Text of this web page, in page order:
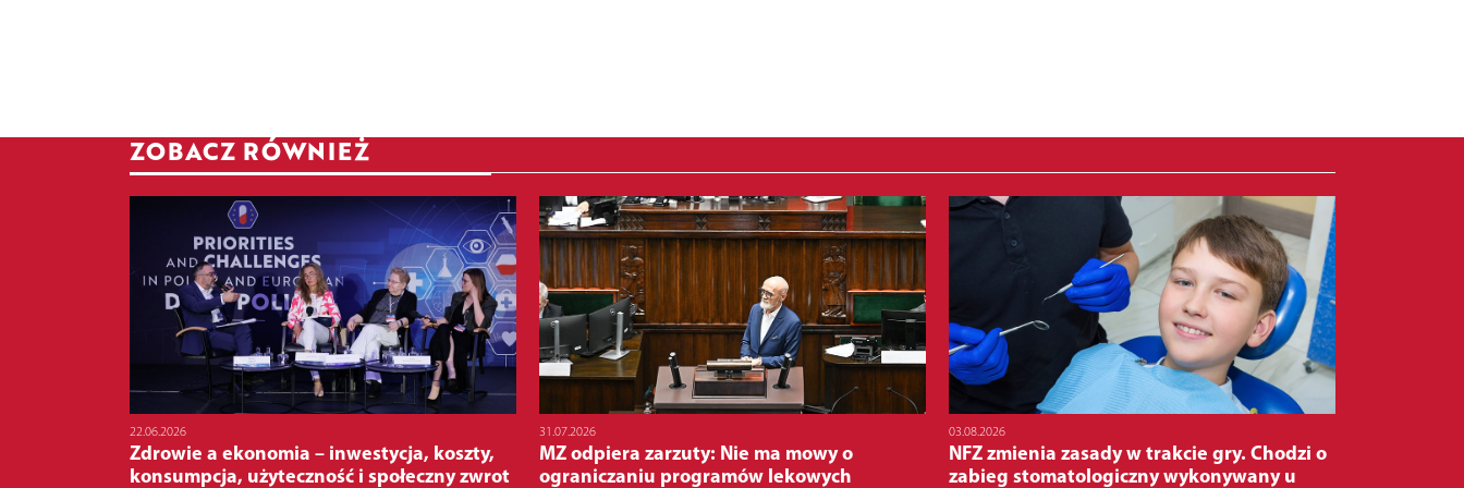
ZOBACZ RÓWNIEŻ
22.06.2026
Zdrowie a ekonomia – inwestycja, koszty,
konsumpcja, użyteczność i społeczny zwrot
31.07.2026
MZ odpiera zarzuty: Nie ma mowy o
ograniczaniu programów lekowych
03.08.2026
NFZ zmienia zasady w trakcie gry. Chodzi o
zabieg stomatologiczny wykonywany u